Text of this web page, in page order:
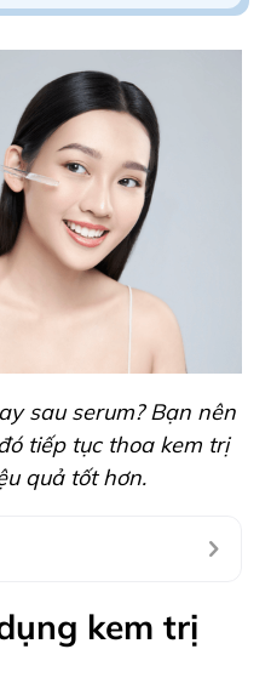
sau serum? Bạn nên
tiếp tục thoa kem trị
quả tốt hơn.
kem trị